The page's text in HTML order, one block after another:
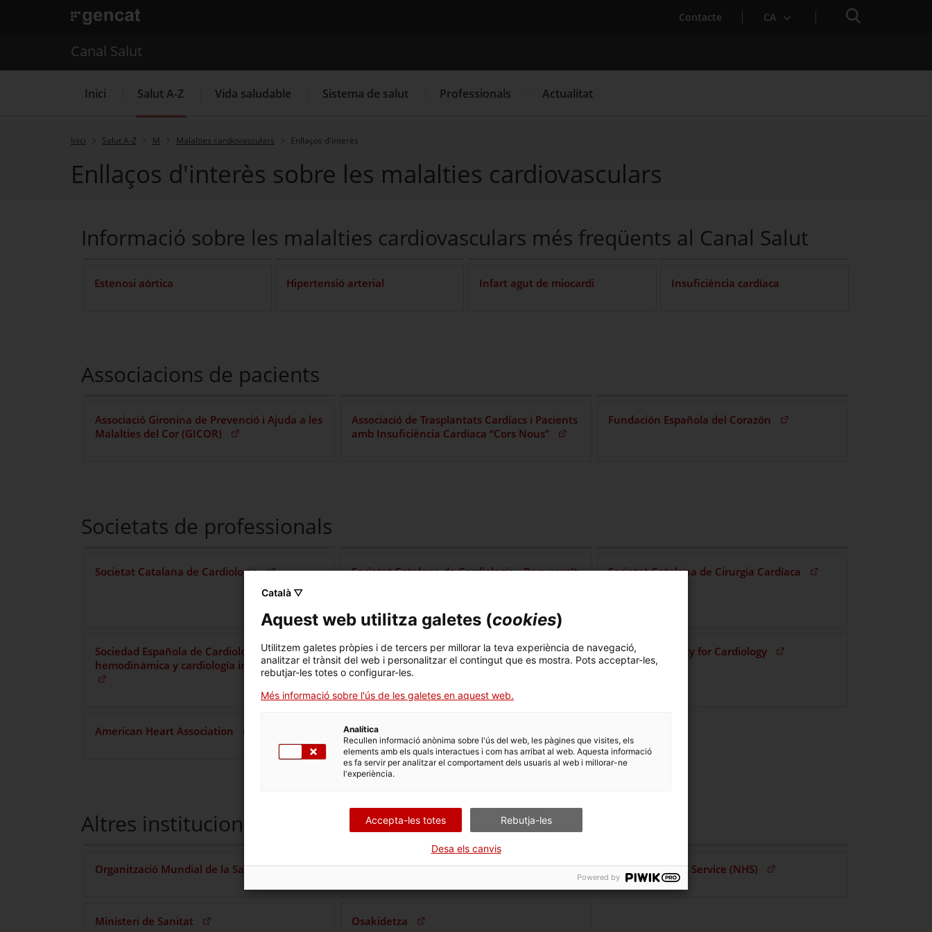
. Obre en una nova finestra. Contacte CA Cercador
Cercador
La Meva Salut. Obre en una nova finestra.
Programació de visites al CAP. Obre en una nova finestra.
Què cal fer si... La baixa mèdica
Canal Salut
Inici Salut A-Z Vida saludable Sistema de salut Professionals Actualitat
. Obre en una nova finestra.
Inici Salut A-Z M Malalties cardiovasculars Enllaços d'interès
Enllaços d'interès sobre les malalties cardiovasculars
Informació sobre les malalties cardiovasculars més freqüents al Canal Salut
Estenosi aòrtica Hipertensió arterial Infart agut de miocardi Insuficiència cardíaca
Associacions de pacients
Associació Gironina de Prevenció i Ajuda a les
Malalties del Cor (GICOR)
(Obre en una nova finestra)
Associació de Trasplantats Cardíacs i Pacients
amb Insuficiència Cardíaca “Cors Nous”
(Obre en una nova finestra)
Fundación Española del Corazón (Obre en una nova finestra)
Societats de professionals
Societat Catalana de Cardiologia (Obre en una nova finestra)Societat Catalana de Cardiologia - Recupera’t.
Societat Catalana de Cirurgia Cardíaca (Obre en una nova finestra)
Sociedad Española de Cardiología. Sección de
hemodinámica y cardiología intervencionista
(Obre en una nova finestra)
Asociación Española de Enfermería en
Cardiología (AEEC)
(Obre en una nova finestra)
European Society for Cardiology (Obre en una nova finestra)
American Heart Association
Altres institucions
Organització Mundial de la Salut (OMS) (Obre en una nova finestra)World Heart Federation (Obre en una nova finestra) National Health Service (NHS) (Obre en una nova finestra)
Ministeri de Sanitat (Obre en una nova finestra) Osakidetza (Obre en una nova finestra)
Català ▽
Aquest web utilitza galetes (cookies)
Utilitzem galetes pròpies i de tercers per millorar la teva experiència de navegació,
analitzar el trànsit del web i personalitzar el contingut que es mostra. Pots acceptar-les,
rebutjar-les totes o configurar-les.
Més informació sobre l'ús de les galetes en aquest web.
Analítica
Recullen informació anònima sobre l'ús del web, les pàgines que visites, els
elements amb els quals interactues i com has arribat al web. Aquesta informació
es fa servir per analitzar el comportament dels usuaris al web i millorar-ne
l'experiència.
Accepta-les totes Rebutja-les
Desa els canvis
Powered by